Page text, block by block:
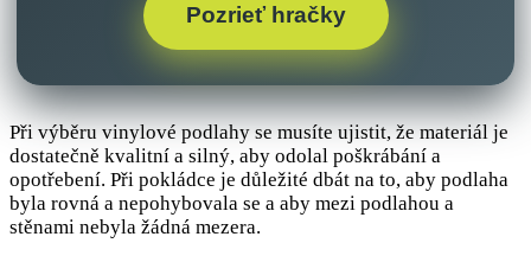
Pozrieť hračky
Při výběru vinylové podlahy se musíte ujistit, že materiál je
dostatečně kvalitní a silný, aby odolal poškrábání a
opotřebení. Při pokládce je důležité dbát na to, aby podlaha
byla rovná a nepohybovala se a aby mezi podlahou a
stěnami nebyla žádná mezera.